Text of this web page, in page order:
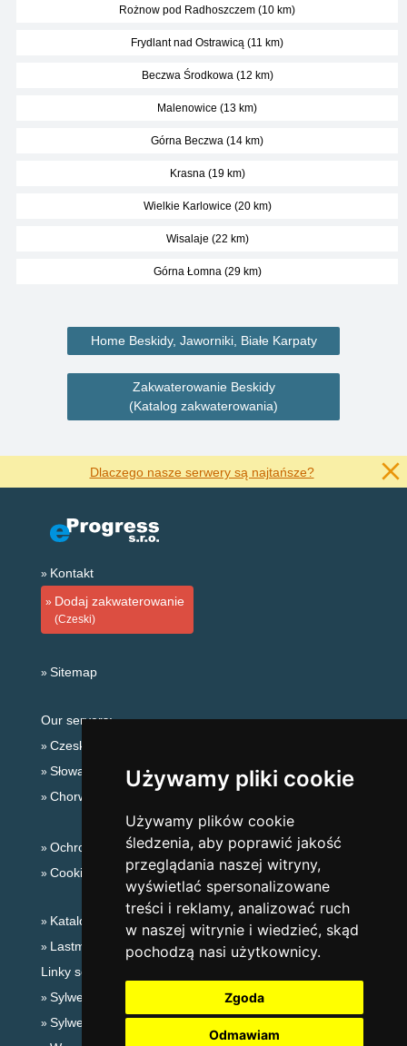
Używamy pliki cookie
Używamy plików cookie
śledzenia, aby poprawić jakość
przeglądania naszej witryny,
wyświetlać spersonalizowane
treści i reklamy, analizować ruch
w naszej witrynie i wiedzieć, skąd
pochodzą nasi użytkownicy.
Zgoda
Odmawiam
Rożnow pod Radhoszczem (10 km)
Frydlant nad Ostrawicą (11 km)
Beczwa Środkowa (12 km)
Malenowice (13 km)
Górna Beczwa (14 km)
Krasna (19 km)
Wielkie Karlowice (20 km)
Wisalaje (22 km)
Górna Łomna (29 km)
Home Beskidy, Jaworniki, Białe Karpaty
Zakwaterowanie Beskidy
(Katalog zakwaterowania)
Dlaczego nasze serwery są najtańsze?
Kontakt
Dodaj zakwaterowanie
(Czeski)
Sitemap
Our servers:
Czeskie Góry
Słowackie góry
Chorwacja
Ochrona prywatności
Cookies
Katalog zakwaterowania
Lastminute Beskidy
Linky sezonowe:
Sylwester Beskidy
Sylwester w górach 2025/26